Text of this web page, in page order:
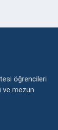
öğrencileri
ve mezun